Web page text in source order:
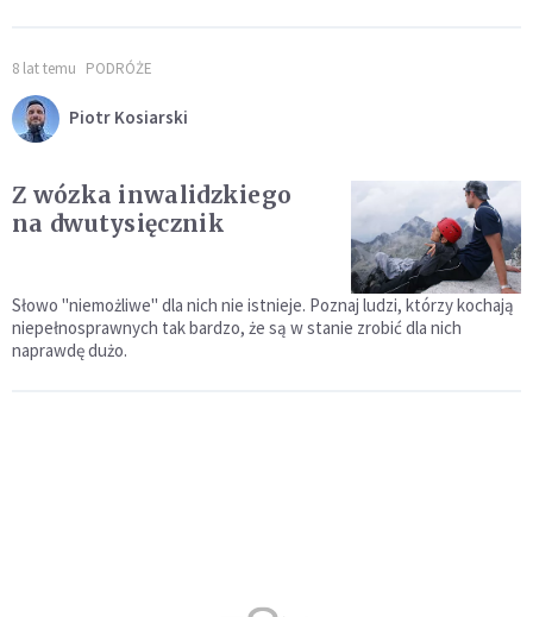
8 lat temu PODRÓŻE
Piotr Kosiarski
Z wózka inwalidzkiego
na dwutysięcznik
Słowo "niemożliwe" dla nich nie istnieje. Poznaj ludzi, którzy kochają
niepełnosprawnych tak bardzo, że są w stanie zrobić dla nich
naprawdę dużo.